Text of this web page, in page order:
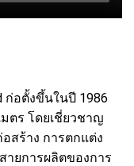
ก่อตั้งขึ้นในปี 1986
ตร โดยเชี่ยวชาญ
สร้าง การตกแต่ง
ายการผลิตของการ